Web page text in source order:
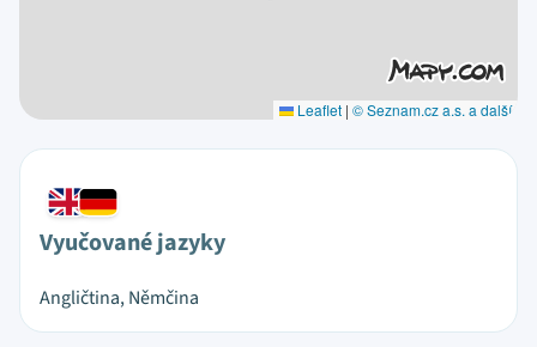
Leaflet | © Seznam.cz a.s. a další
Vyučované jazyky
Angličtina, Němčina